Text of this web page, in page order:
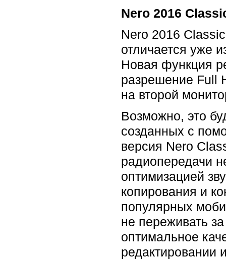
Nero 2016
Nero 2016
отличается уже
Новая функция
разрешение Full
на второй
Возможно, это
созданных с
версия Nero
радиопередачи
оптимизацией
копирования и
популярных
не переживать
оптимальное
редактировании